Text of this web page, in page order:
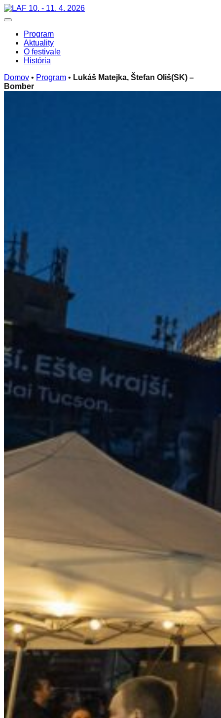
Skip
to
10. - 11. 4. 2026
Toggle navigation
Program
Aktuality
O festivale
História
Domov • Program • Lukáš Matejka, Štefan Oliš(SK) –
Bomber